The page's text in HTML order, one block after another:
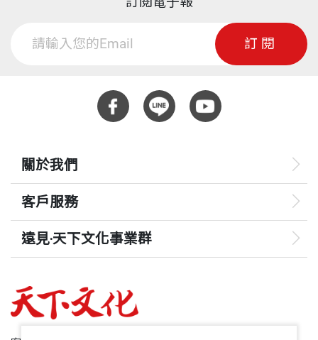
訂閱
關於我們
客戶服務
遠見‧天下文化事業群
哈佛商業評論